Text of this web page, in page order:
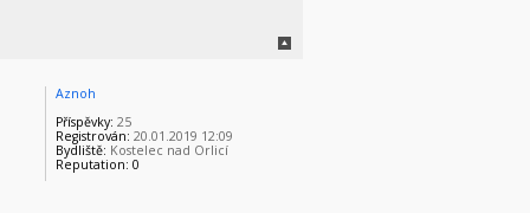
Aznoh
Příspěvky: 25
Registrován: 20.01.2019 12:09
Bydliště: Kostelec nad Orlicí
Reputation: 0